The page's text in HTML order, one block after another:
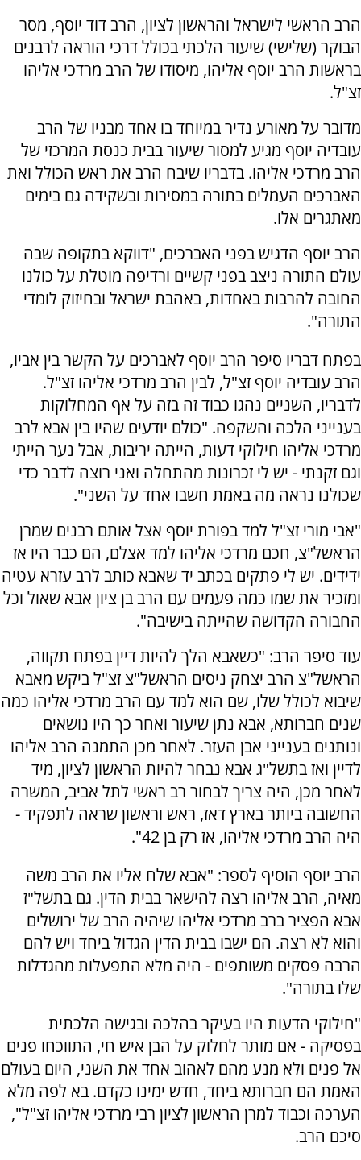
הרב הראשי לישראל והראשון לציון, הרב דוד יוסף, מסר
הבוקר (שלישי) שיעור הלכתי בכולל דרכי הוראה לרבנים
בראשות הרב יוסף אליהו, מיסודו של הרב מרדכי אליהו
זצ"ל.
מדובר על מאורע נדיר במיוחד בו אחד מבניו של הרב
עובדיה יוסף מגיע למסור שיעור בבית כנסת המרכזי של
הרב מרדכי אליהו. בדבריו שיבח הרב את ראש הכולל ואת
האברכים העמלים בתורה במסירות ובשקידה גם בימים
מאתגרים אלו.
הרב יוסף הדגיש בפני האברכים, "דווקא בתקופה שבה
עולם התורה ניצב בפני קשיים ורדיפה מוטלת על כולנו
החובה להרבות באחדות, באהבת ישראל ובחיזוק לומדי
התורה".
בפתח דבריו סיפר הרב יוסף לאברכים על הקשר בין אביו,
הרב עובדיה יוסף זצ"ל, לבין הרב מרדכי אליהו זצ"ל.
לדבריו, השניים נהגו כבוד זה בזה על אף המחלוקות
בענייני הלכה והשקפה. "כולם יודעים שהיו בין אבא לרב
מרדכי אליהו חילוקי דעות, הייתה יריבות, אבל נער הייתי
וגם זקנתי - יש לי זכרונות מהתחלה ואני רוצה לדבר כדי
שכולנו נראה מה באמת חשבו אחד על השני".
"אבי מורי זצ"ל למד בפורת יוסף אצל אותם רבנים שמרן
הראשל"צ, חכם מרדכי אליהו למד אצלם, הם כבר היו אז
ידידים. יש לי פתקים בכתב יד שאבא כותב לרב עזרא עטיה
ומזכיר את שמו כמה פעמים עם הרב בן ציון אבא שאול וכל
החבורה הקדושה שהייתה בישיבה".
עוד סיפר הרב: "כשאבא הלך להיות דיין בפתח תקווה,
הראשל"צ הרב יצחק ניסים הראשל"צ זצ"ל ביקש מאבא
שיבוא לכולל שלו, שם הוא למד עם הרב מרדכי אליהו כמה
שנים חברותא, אבא נתן שיעור ואחר כך היו נושאים
ונותנים בענייני אבן העזר. לאחר מכן התמנה הרב אליהו
לדיין ואז בתשל"ג אבא נבחר להיות הראשון לציון, מיד
לאחר מכן, היה צריך לבחור רב ראשי לתל אביב, המשרה
החשובה ביותר בארץ דאז, ראש וראשון שראה לתפקיד -
היה הרב מרדכי אליהו, אז רק בן 42".
הרב יוסף הוסיף לספר: "אבא שלח אליו את הרב משה
מאיה, הרב אליהו רצה להישאר בבית הדין. גם בתשל"ז
אבא הפציר ברב מרדכי אליהו שיהיה הרב של ירושלים
והוא לא רצה. הם ישבו בבית הדין הגדול ביחד ויש להם
הרבה פסקים משותפים - היה מלא התפעלות מהגדלות
שלו בתורה".
"חילוקי הדעות היו בעיקר בהלכה ובגישה הלכתית
בפסיקה - אם מותר לחלוק על הבן איש חי, התווכחו פנים
אל פנים ולא מנע מהם לאהוב אחד את השני, היום בעולם
האמת הם חברותא ביחד, חדש ימינו כקדם. בא לפה מלא
הערכה וכבוד למרן הראשון לציון רבי מרדכי אליהו זצ"ל",
סיכם הרב.